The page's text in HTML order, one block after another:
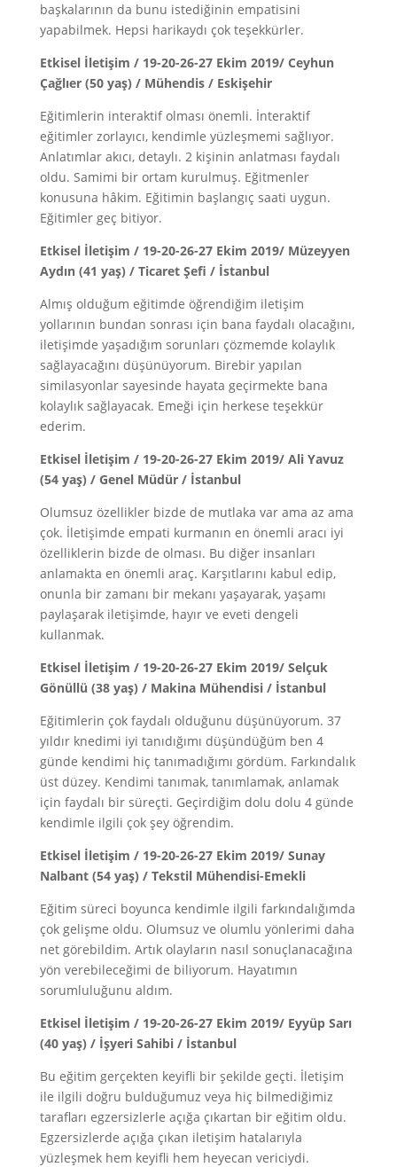
başkalarının da bunu istediğinin empatisini
yapabilmek. Hepsi harikaydı çok teşekkürler.
Etkisel İletişim / 19-20-26-27 Ekim 2019/ Ceyhun
Çağlıer (50 yaş) / Mühendis / Eskişehir
Eğitimlerin interaktif olması önemli. İnteraktif
eğitimler zorlayıcı, kendimle yüzleşmemi sağlıyor.
Anlatımlar akıcı, detaylı. 2 kişinin anlatması faydalı
oldu. Samimi bir ortam kurulmuş. Eğitmenler
konusuna hâkim. Eğitimin başlangıç saati uygun.
Eğitimler geç bitiyor.
Etkisel İletişim / 19-20-26-27 Ekim 2019/ Müzeyyen
Aydın (41 yaş) / Ticaret Şefi / İstanbul
Almış olduğum eğitimde öğrendiğim iletişim
yollarının bundan sonrası için bana faydalı olacağını,
iletişimde yaşadığım sorunları çözmemde kolaylık
sağlayacağını düşünüyorum. Birebir yapılan
similasyonlar sayesinde hayata geçirmekte bana
kolaylık sağlayacak. Emeği için herkese teşekkür
ederim.
Etkisel İletişim / 19-20-26-27 Ekim 2019/ Ali Yavuz
(54 yaş) / Genel Müdür / İstanbul
Olumsuz özellikler bizde de mutlaka var ama az ama
çok. İletişimde empati kurmanın en önemli aracı iyi
özelliklerin bizde de olması. Bu diğer insanları
anlamakta en önemli araç. Karşıtlarını kabul edip,
onunla bir zamanı bir mekanı yaşayarak, yaşamı
paylaşarak iletişimde, hayır ve eveti dengeli
kullanmak.
Etkisel İletişim / 19-20-26-27 Ekim 2019/ Selçuk
Gönüllü (38 yaş) / Makina Mühendisi / İstanbul
Eğitimlerin çok faydalı olduğunu düşünüyorum. 37
yıldır knedimi iyi tanıdığımı düşündüğüm ben 4
günde kendimi hiç tanımadığımı gördüm. Farkındalık
üst düzey. Kendimi tanımak, tanımlamak, anlamak
için faydalı bir süreçti. Geçirdiğim dolu dolu 4 günde
kendimle ilgili çok şey öğrendim.
Etkisel İletişim / 19-20-26-27 Ekim 2019/ Sunay
Nalbant (54 yaş) / Tekstil Mühendisi-Emekli
Eğitim süreci boyunca kendimle ilgili farkındalığımda
çok gelişme oldu. Olumsuz ve olumlu yönlerimi daha
net görebildim. Artık olayların nasıl sonuçlanacağına
yön verebileceğimi de biliyorum. Hayatımın
sorumluluğunu aldım.
Etkisel İletişim / 19-20-26-27 Ekim 2019/ Eyyüp Sarı
(40 yaş) / İşyeri Sahibi / İstanbul
Bu eğitim gerçekten keyifli bir şekilde geçti. İletişim
ile ilgili doğru bulduğumuz veya hiç bilmediğimiz
tarafları egzersizlerle açığa çıkartan bir eğitim oldu.
Egzersizlerde açığa çıkan iletişim hatalarıyla
yüzleşmek hem keyifli hem heyecan vericiydi.